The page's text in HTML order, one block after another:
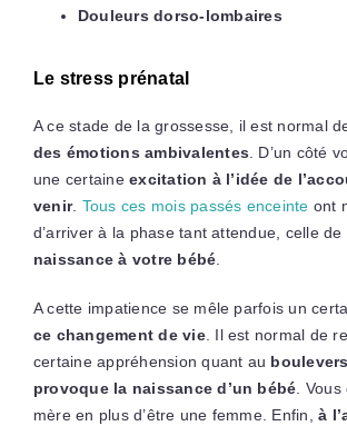
Douleurs dorso-lombaires
Le stress prénatal
A ce stade de la grossesse, il est normal
des émotions ambivalentes. D’un côté
une certaineexcitation à l’idée de
venir. Tous ces mois passés enceinte ont
d’arriver à la phase tant attendue, celle de
naissance à votre bébé.
A cette impatience se mêle parfois un
ce changement de vie. Il est normal de
certaine appréhension quant au
provoque la naissance d’un bébé. Vous
mère en plus d’être une femme. Enfin,à